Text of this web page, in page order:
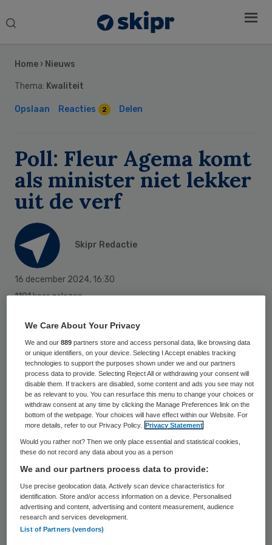
Search
Home › Nieuws
Thema: Kwaliteit
Opslaan Reacties 2 Delen
Poll: Fleur Agema komt
als minister niet lekker
uit de verf
Skipr Redactie
16 december 2024, 16:30
1191 keer gelezen
Fleur Agemawas als oudgediende in de
Tweede Kamer en vertrouweling van PVV-
leider Wilders de gedoodverfde kandidaat
voor het ministerschap op VWS. Ze kwam
met grote ambities op haar post. Hoe vindt
u dat ze het tot nu toe doet?
Laat weten wat u vindt door te reageren
op deZorgvisiepollvan deze week.
Sidebar
We Care About Your Privacy
We and our889 partners store and access personal data, like browsing data
or unique identifiers, on your device. Selecting I Accept enables tracking
technologies to support the purposes shown under we and our partners
process data to provide. Selecting Reject All or withdrawing your consent will
disable them. If trackers are disabled, some content and ads you see may not
be as relevant to you. You can resurface this menu to change your choices or
withdraw consent at any time by clicking the Manage Preferences link on the
bottom of the webpage. Your choices will have effect within our Website. For
more details, refer to our Privacy Policy.
Privacy Statement
Would you rather not? Then we only place essential and statistical cookies,
these do not record any data about you as a person
We and our partners process data to provide:
Use precise geolocation data. Actively scan device characteristics for
identification. Store and/or access information on a device. Personalised
advertising and content, advertising and content measurement, audience
research and services development.
List of Partners (vendors)